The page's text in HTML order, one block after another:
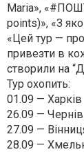
Maria»,
points)», «З
«Цей тур —
привезти в
створили на
Тур охопить:
01.09 — Харків
26.09 —
27.09 —
28.09 —